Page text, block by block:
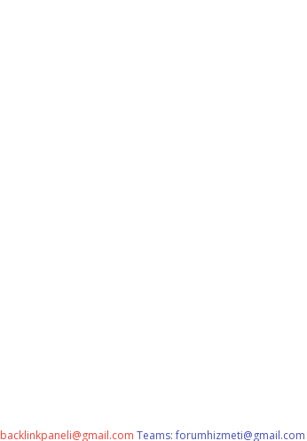
backlinkpaneli@gmail.com Teams:forumhizmeti@gmail.com